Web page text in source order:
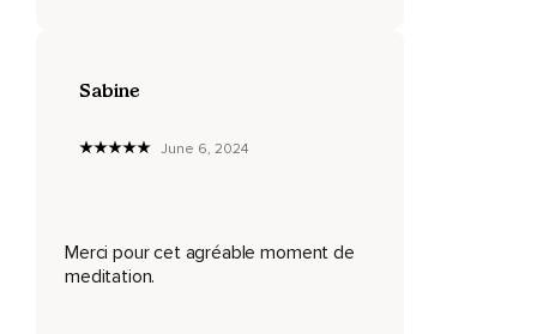
Non-dualité.
Idées.
Pensée.
Sabine
June 6, 2024
Merci pour cet agréable moment de
meditation.